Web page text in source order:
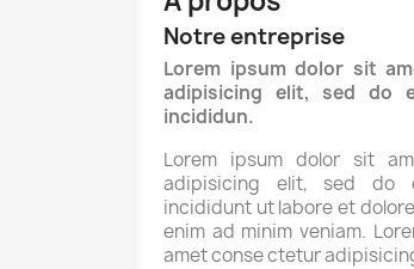
Notre entreprise
Lorem ipsum dolor sit
adipisicing elit, sed do
incididun.
Lorem ipsum dolor sit
adipisicing elit, sed do
incididunt ut labore et
enim ad minim veniam.
amet conse ctetur